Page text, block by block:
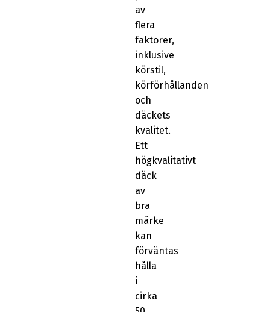
av
flera
faktorer,
inklusive
körstil,
körförhållanden
och
däckets
kvalitet.
Ett
högkvalitativt
däck
av
bra
märke
kan
förväntas
hålla
i
cirka